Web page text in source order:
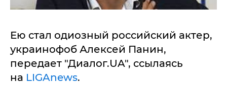
Ею стал одиозный российский актер,
украинофоб Алексей Панин,
передает "Диалог.UA", ссылаясь
на LIGAnews.